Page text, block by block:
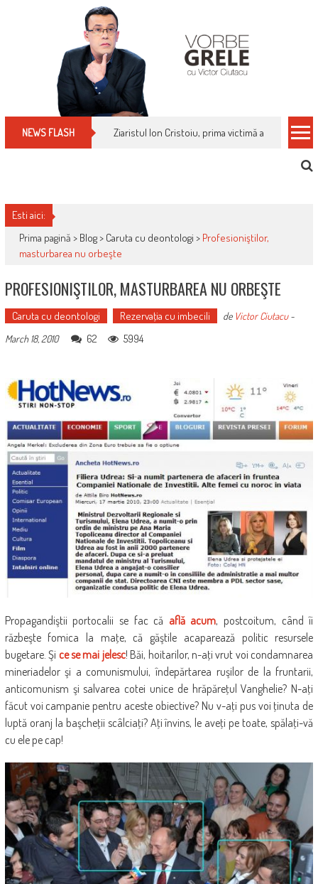
NEWS FLASH Ziaristul Ion Cristoiu, prima victimă a noi
Esti aici:
Prima pagină > Blog> Caruta cu deontologi > Profesioniştilor,
masturbarea nu orbeşte
PROFESIONIŞTILOR, MASTURBAREA NU ORBEŞTE
Caruta cu deontologi Rezervaţia cu imbecili de Victor Ciutacu-
March 18, 2010
62 5994
Propagandiştii portocalii se fac că află acum, postcoitum, când îi
răzbeşte fomica la maţe, că găştile acaparează politic resursele
bugetare. Şi ce se mai jelesc! Băi, hoitarilor, n-aţi vrut voi condamnarea
mineriadelor şi a comunismului, îndepărtarea ruşilor de la fruntarii,
anticomunism şi salvarea cotei unice de hrăpăreţul Vanghelie? N-aţi
făcut voi campanie pentru aceste obiective? Nu v-aţi pus voi ţinuta de
luptă oranj la başcheţii scâlciaţi? Aţi învins, le aveţi pe toate, spălaţi-vă
cu ele pe cap!